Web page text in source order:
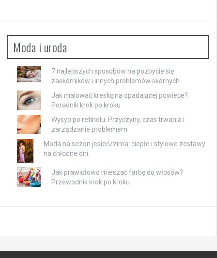
Moda i uroda
7 najlepszych sposobów na pozbycie się
zaskórników i innych problemów skórnych
Jak malować kreskę na opadającej powiece?
Poradnik krok po kroku
Wysyp po retinolu: Przyczyny, czas trwania i
zarządzanie problemem
Moda na sezon jesień/zima: ciepłe i stylowe zestawy
na chłodne dni
Jak prawidłowo mieszać farbę do włosów?
Przewodnik krok po kroku